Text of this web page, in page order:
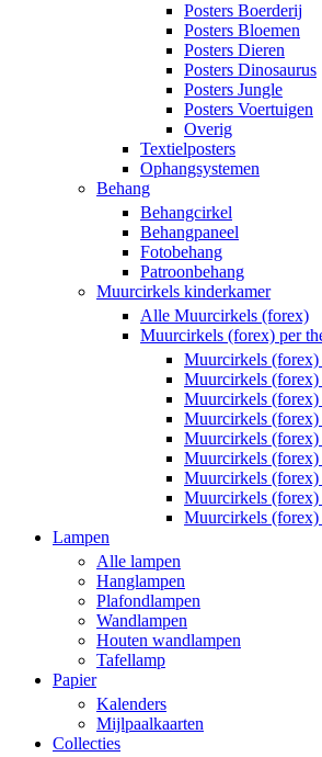
Posters Boerderij
Posters Bloemen
Posters Dieren
Posters Dinosaurus
Posters Jungle
Posters Voertuigen
Overig
Textielposters
Ophangsystemen
Behang
Behangcirkel
Behangpaneel
Fotobehang
Patroonbehang
Muurcirkels kinderkamer
Alle Muurcirkels (forex)
Muurcirkels (forex) per
Muurcirkels (forex)
Muurcirkels (forex)
Muurcirkels (forex)
Muurcirkels (forex)
Muurcirkels (forex)
Muurcirkels (forex)
Muurcirkels (forex)
Muurcirkels (forex)
Muurcirkels (forex)
Lampen
Alle lampen
Hanglampen
Plafondlampen
Wandlampen
Houten wandlampen
Tafellamp
Papier
Kalenders
Mijlpaalkaarten
Collecties